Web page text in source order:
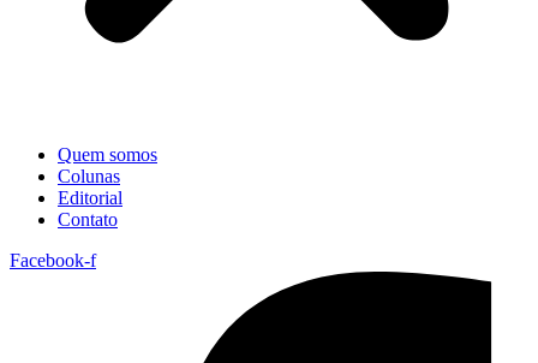
Quem somos
Colunas
Editorial
Contato
Facebook-f